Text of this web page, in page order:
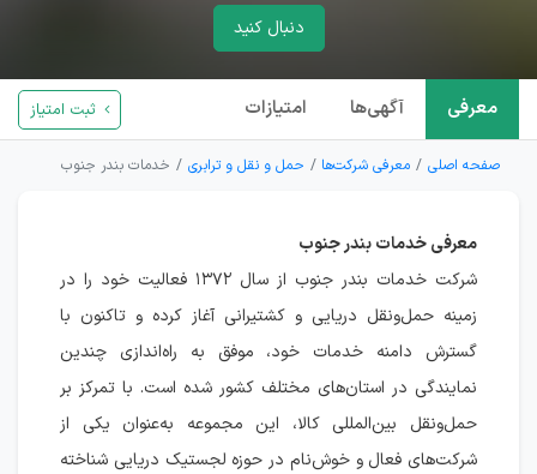
دنبال کنید
معرفی آگهی‌ها امتیازات ثبت امتیاز
صفحه اصلی معرفی شرکت‌ها حمل و نقل و ترابری خدمات بندر جنوب
معرفی خدمات بندر جنوب
شرکت خدمات بندر جنوب از سال ۱۳۷۲ فعالیت خود را در
زمینه حمل‌ونقل دریایی و کشتیرانی آغاز کرده و تاکنون با
گسترش دامنه خدمات خود، موفق به راه‌اندازی چندین
نمایندگی در استان‌های مختلف کشور شده است. با تمرکز بر
حمل‌ونقل بین‌المللی کالا، این مجموعه به‌عنوان یکی از
شرکت‌های فعال و خوش‌نام در حوزه لجستیک دریایی شناخته